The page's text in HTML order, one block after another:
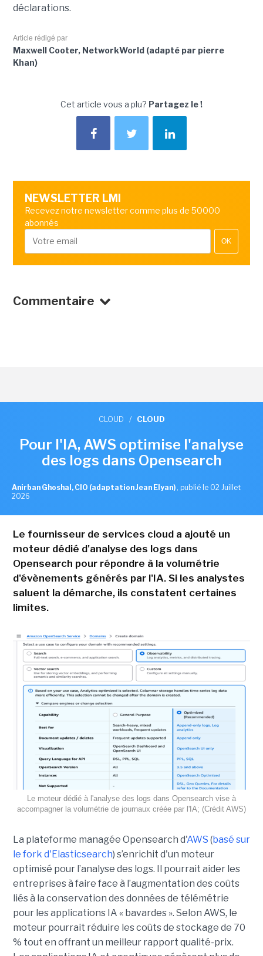
déclarations.
Article rédigé par
Maxwell Cooter, NetworkWorld (adapté par pierre
Khan)
Cet article vous a plu? Partagez le !
NEWSLETTER LMI
Recevez notre newsletter comme plus de 50000
abonnés
OK
Commentaire
CLOUD / CLOUD
Pour l'IA, AWS optimise l'analyse
des logs dans Opensearch
Anirban Ghoshal, CIO (adaptation Jean Elyan) , publié le 02 Juillet
2026
Le fournisseur de services cloud a ajouté un
moteur dédié d'analyse des logs dans
Opensearch pour répondre à la volumétrie
d'évènements générés par l'IA. Si les analystes
saluent la démarche, ils constatent certaines
limites.
Le moteur dédié à l'analyse des logs dans Opensearch vise à
accompagner la volumétrie de journaux créée par l'IA; (Crédit AWS)
La plateforme managée Opensearch d'AWS (basé sur
le fork d'Elasticsearch) s’enrichit d'un moteur
optimisé pour l’analyse des logs. Il pourrait aider les
entreprises à faire face à l’augmentation des coûts
liés à la conservation des données de télémétrie
pour les applications IA « bavardes ». Selon AWS, le
moteur pourrait réduire les coûts de stockage de 70
% tout en offrant un meilleur rapport qualité-prix.